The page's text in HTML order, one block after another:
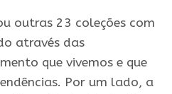
outras 23 coleções com
através das
que vivemos e que
Por um lado, a